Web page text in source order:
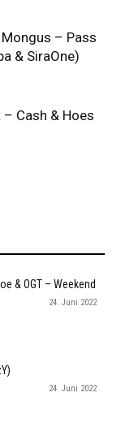
– Pass
& SiraOne)
Cash & Hoes
& OGT – Weekend
24. Juni 2022
24. Juni 2022